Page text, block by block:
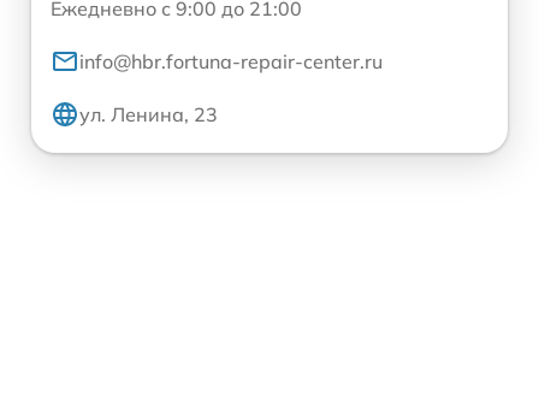
Ежедневно с 9:00 до 21:00
info@hbr.fortuna-repair-center.ru
ул. Ленина, 23